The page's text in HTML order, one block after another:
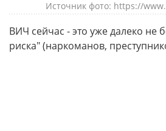
Источник фото: https://
ВИЧ сейчас - это уже далеко не
риска" (наркоманов,